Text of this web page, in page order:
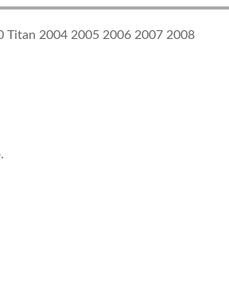
Titan 2004 2005 2006 2007 2008